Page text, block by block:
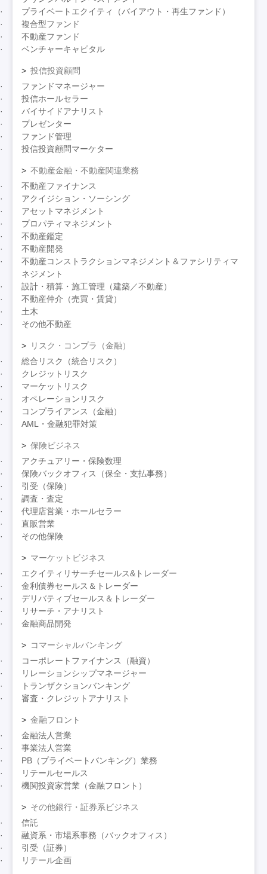
プライベートエクイティ（バイアウト・再生ファンド）
複合型ファンド
不動産ファンド
ベンチャーキャピタル
投信投資顧問
ファンドマネージャー
投信ホールセラー
バイサイドアナリスト
プレゼンター
ファンド管理
投信投資顧問マーケター
不動産金融・不動産関連業務
不動産ファイナンス
アクイジション・ソーシング
アセットマネジメント
プロパティマネジメント
不動産鑑定
不動産開発
不動産コンストラクションマネジメント＆ファシリティマ
ネジメント
設計・積算・施工管理（建築／不動産）
不動産仲介（売買・賃貸）
土木
その他不動産
リスク・コンプラ（金融）
総合リスク（統合リスク）
クレジットリスク
マーケットリスク
オペレーションリスク
コンプライアンス（金融）
AML・金融犯罪対策
保険ビジネス
アクチュアリー・保険数理
保険バックオフィス（保全・支払事務）
引受（保険）
調査・査定
代理店営業・ホールセラー
直販営業
その他保険
マーケットビジネス
エクイティリサーチセールス&トレーダー
金利債券セールス＆トレーダー
デリバティブセールス＆トレーダー
リサーチ・アナリスト
金融商品開発
コマーシャルバンキング
コーポレートファイナンス（融資）
リレーションシップマネージャー
トランザクションバンキング
審査・クレジットアナリスト
金融フロント
金融法人営業
事業法人営業
PB（プライベートバンキング）業務
リテールセールス
機関投資家営業（金融フロント）
その他銀行・証券系ビジネス
信託
融資系・市場系事務（バックオフィス）
引受（証券）
リテール企画